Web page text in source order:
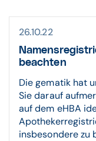
26.10.22
beachten
Die gematik hat
Sie darauf
auf dem eHBA
insbesondere zu